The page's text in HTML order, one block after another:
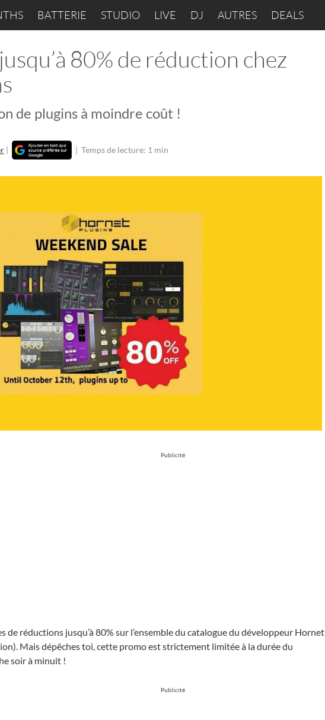
BATTERIE STUDIO LIVE DJ AUTRES DEALS
80% de réduction chez
de plugins à moindre coût !
| | Temps de lecture: 1 min
Publicité
de réductions jusqu’à 80% sur l’ensemble du catalogue du développeur Hornet
Mais dépêches toi, cette promo est strictement limitée à la durée du
soir à minuit !
Publicité